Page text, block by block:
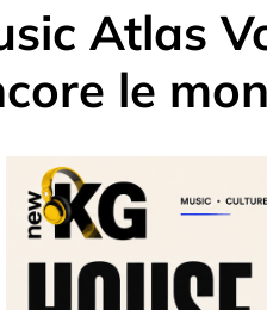
Atlas
le